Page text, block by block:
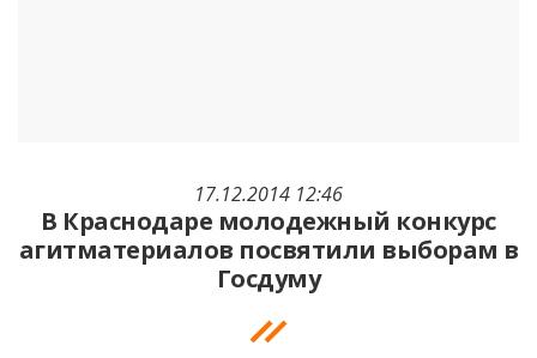
17.12.2014 12:46
В Краснодаре молодежный конкурс
агитматериалов посвятили выборам в
Госдуму